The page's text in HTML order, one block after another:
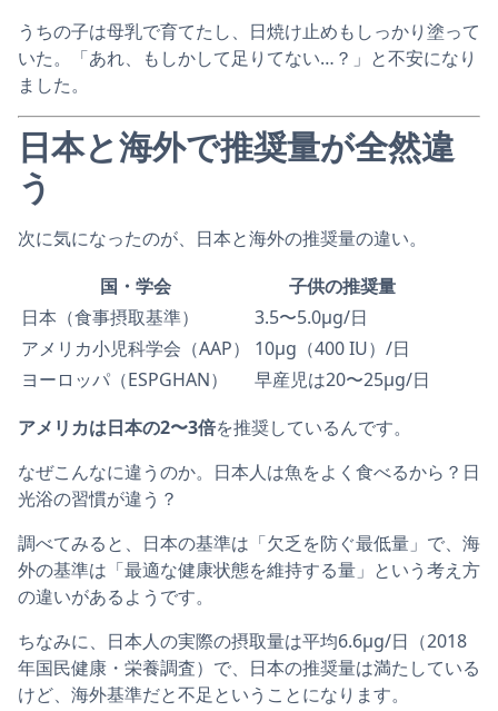
うちの子は母乳で育てたし、日焼け止めもしっかり塗って
いた。「あれ、もしかして足りてない…？」と不安になり
ました。
日本と海外で推奨量が全然違
う
次に気になったのが、日本と海外の推奨量の違い。
国・学会
子供の推奨量
日本（食事摂取基準）
3.5〜5.0μg/日
アメリカ小児科学会（AAP）
10μg（400 IU）/日
ヨーロッパ（ESPGHAN）
早産児は20〜25μg/日
アメリカは日本の2〜3倍を推奨しているんです。
なぜこんなに違うのか。日本人は魚をよく食べるから？日
光浴の習慣が違う？
調べてみると、日本の基準は「欠乏を防ぐ最低量」で、海
外の基準は「最適な健康状態を維持する量」という考え方
の違いがあるようです。
ちなみに、日本人の実際の摂取量は平均6.6μg/日（2018
年国民健康・栄養調査）で、日本の推奨量は満たしている
けど、海外基準だと不足ということになります。